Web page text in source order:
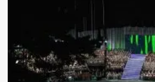
verbų
popietė“